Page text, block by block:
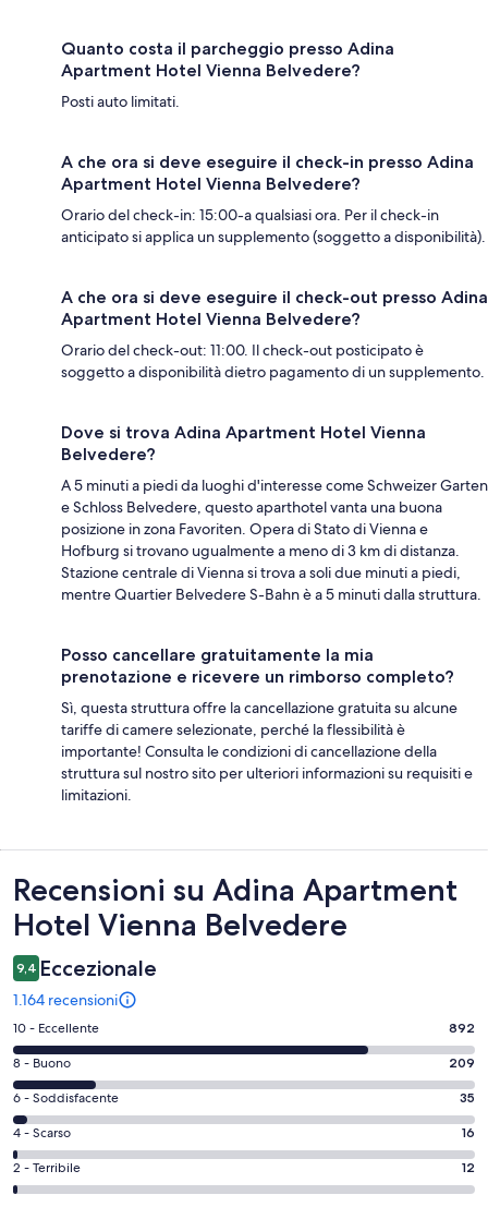
Quanto costa il parcheggio presso Adina
Apartment Hotel Vienna Belvedere?
Posti auto limitati.
A che ora si deve eseguire il check-in presso Adina
Apartment Hotel Vienna Belvedere?
Orario del check-in: 15:00-a qualsiasi ora. Per il check-in
anticipato si applica un supplemento (soggetto a disponibilità).
A che ora si deve eseguire il check-out presso Adina
Apartment Hotel Vienna Belvedere?
Orario del check-out: 11:00. Il check-out posticipato è
soggetto a disponibilità dietro pagamento di un supplemento.
Dove si trova Adina Apartment Hotel Vienna
Belvedere?
A 5 minuti a piedi da luoghi d'interesse come Schweizer Garten
e Schloss Belvedere, questo aparthotel vanta una buona
posizione in zona Favoriten. Opera di Stato di Vienna e
Hofburg si trovano ugualmente a meno di 3 km di distanza.
Stazione centrale di Vienna si trova a soli due minuti a piedi,
mentre Quartier Belvedere S-Bahn è a 5 minuti dalla struttura.
Posso cancellare gratuitamente la mia
prenotazione e ricevere un rimborso completo?
Sì, questa struttura offre la cancellazione gratuita su alcune
tariffe di camere selezionate, perché la flessibilità è
importante! Consulta le condizioni di cancellazione della
struttura sul nostro sito per ulteriori informazioni su requisiti e
limitazioni.
Recensioni
Recensioni su Adina Apartment
Hotel Vienna Belvedere
9,4 Eccezionale
1.164 recensioni
Valutazione
di
10
-
Eccellente.
892
su
1164
10 - Eccellente 892
Valutazione
di
8
-
Buono.
209
8 - Buono 209
Valutazione
di
6
-
Soddisfacente.
6 - Soddisfacente 35
Valutazione
di
4
4 - Scarso 16
Valutazione
di
2 - Terribile 12